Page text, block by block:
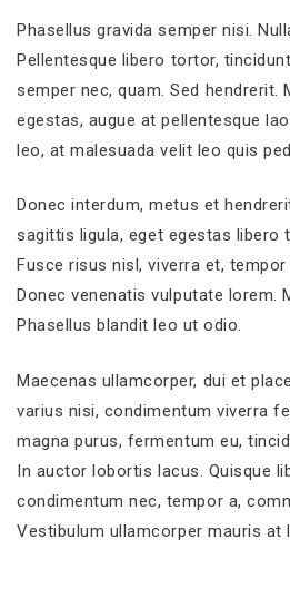
Phasellus gravida semper nisi.
Pellentesque libero tortor,
semper nec, quam. Sed hendrerit.
egestas, augue at pellentesque
leo, at malesuada velit leo quis
Donec interdum, metus et
sagittis ligula, eget egestas libero
Fusce risus nisl, viverra et,
Donec venenatis vulputate lorem.
Phasellus blandit leo ut odio.
Maecenas ullamcorper, dui et
varius nisi, condimentum viverra
magna purus, fermentum eu,
In auctor lobortis lacus. Quisque
condimentum nec, tempor a,
Vestibulum ullamcorper mauris at